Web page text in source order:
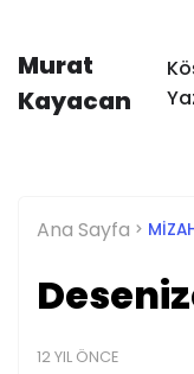
Murat
Kayacan
Ana Sayfa
12 YIL ÖNCE